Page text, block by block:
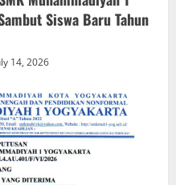
Siswa Baru Tahun
14, 2026